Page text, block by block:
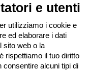
e utenti
utilizziamo i cookie e
ed elaborare i dati
sito web o la
rispettiamo il tuo diritto
consentire alcuni tipi di